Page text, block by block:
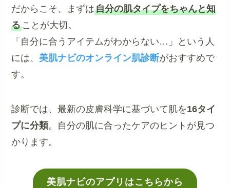
だからこそ、まずは自分の肌タイプをちゃんと知
ることが大切。
「自分に合うアイテムがわからない…」という人
には、 美肌ナビのオンライン肌診断がおすすめで
す。
診断では、最新の皮膚科学に基づいて肌を16タイ
プに分類。自分の肌に合ったケアのヒントが見つ
かります。
美肌ナビのアプリはこちらから